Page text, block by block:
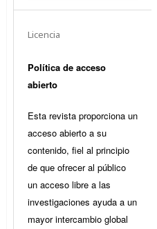
Licencia
Política de acceso
abierto
Esta revista proporciona un
acceso abierto a su
contenido, fiel al principio
de que ofrecer al público
un acceso libre a las
investigaciones ayuda a un
mayor intercambio global